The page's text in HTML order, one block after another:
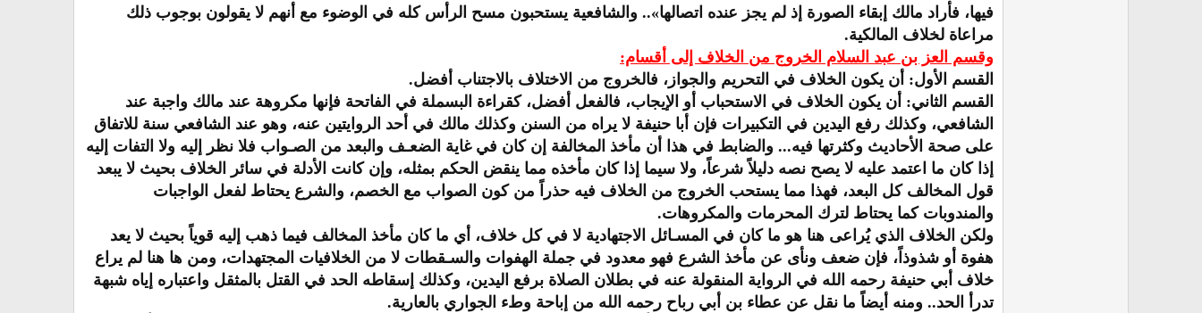
فيها، فأراد مالك إبقاء الصورة إذ لم يجز عنده اتصالها».. والشافعية يستحبون مسح الرأس كله في الوضوء مع أنهم لا يقولون بوجوب ذلك
مراعاة لخلاف المالكية.
وقسم العز بن عبد السلام الخروج من الخلاف إلى أقسام:
القسم الأول: أن يكون الخلاف في التحريم والجواز، فالخروج من الاختلاف بالاجتناب أفضل.
القسم الثاني: أن يكون الخلاف في الاستحباب أو الإيجاب، فالفعل أفضل، كقراءة البسملة في الفاتحة فإنها مكروهة عند مالك واجبة عند
الشافعي، وكذلك رفع اليدين في التكبيرات فإن أبا حنيفة لا يراه من السنن وكذلك مالك في أحد الروايتين عنه، وهو عند الشافعي سنة للاتفاق
على صحة الأحاديث وكثرتها فيه... والضابط في هذا أن مأخذ المخالفة إن كان في غاية الضعـف والبعد من الصـواب فلا نظر إليه ولا التفات إليه
إذا كان ما اعتمد عليه لا يصح نصه دليلاً شرعاً، ولا سيما إذا كان مأخذه مما ينقض الحكم بمثله، وإن كانت الأدلة في سائر الخلاف بحيث لا يبعد
قول المخالف كل البعد، فهذا مما يستحب الخروج من الخلاف فيه حذراً من كون الصواب مع الخصم، والشرع يحتاط لفعل الواجبات
والمندوبات كما يحتاط لترك المحرمات والمكروهات.
ولكن الخلاف الذي يُراعى هنا هو ما كان في المسـائل الاجتهادية لا في كل خلاف، أي ما كان مأخذ المخالف فيما ذهب إليه قوياً بحيث لا يعد
هفوة أو شذوذاً، فإن ضعف ونأى عن مأخذ الشرع فهو معدود في جملة الهفوات والسـقطات لا من الخلافيات المجتهدات، ومن ها هنا لم يراع
خلاف أبي حنيفة رحمه الله في الرواية المنقولة عنه في بطلان الصلاة برفع اليدين، وكذلك إسقاطه الحد في القتل بالمثقل واعتباره إياه شبهة
تدرأ الحد.. ومنه أيضاً ما نقل عن عطاء بن أبي رباح رحمه الله من إباحة وطء الجواري بالعارية.